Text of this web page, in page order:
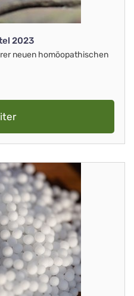
2023
neuen homöopathischen